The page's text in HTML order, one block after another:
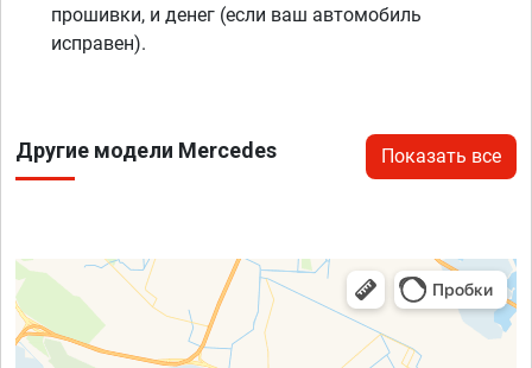
прошивки, и денег (если ваш автомобиль
исправен).
Другие модели Mercedes Показать все